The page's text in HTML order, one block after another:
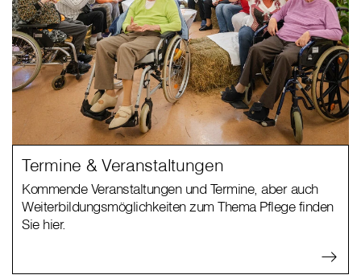
Termine & Veranstaltungen
Kommende Veranstaltungen und Termine, aber auch
Weiterbildungsmöglichkeiten zum Thema Pflege finden
Sie hier.